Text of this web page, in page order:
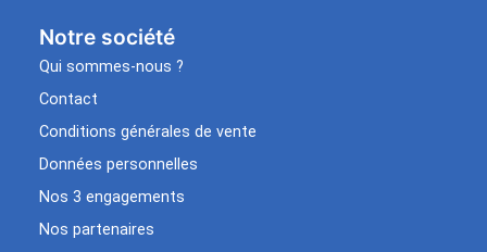
Notre société
Qui sommes-nous ?
Contact
Conditions générales de vente
Données personnelles
Nos 3 engagements
Nos partenaires